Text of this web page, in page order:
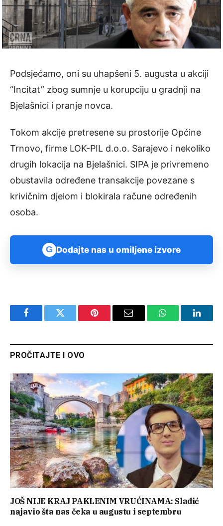
Podsjećamo, oni su uhapšeni 5. augusta u akciji
“Incitat” zbog sumnje u korupciju u gradnji na
Bjelašnici i pranje novca.
Tokom akcije pretresene su prostorije Općine
Trnovo, firme LOK-PIL d.o.o. Sarajevo i nekoliko
drugih lokacija na Bjelašnici. SIPA je privremeno
obustavila određene transakcije povezane s
krivičnim djelom i blokirala račune određenih
osoba.
G Dodajte nas u omiljene izvore
FacebookTwitter Pinterest Email WhatsApp
PROČITAJTE I OVO
JOŠ NIJE KRAJ PAKLENIM VRUĆINAMA: Sladić
najavio šta nas čeka u augustu i septembru